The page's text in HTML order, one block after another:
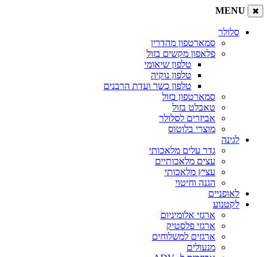
MENU
סלולר
סמארטפון מהדרין
פלאפון מקשים בזול
טלפון שיאומי
טלפון נוקיה
טלפון כשר ועדת הרבנים
סמארטפון בזול
טאבלט בזול
אביזרים לסלולר
מוצרי בלוטוס
לגינה
גדר עלים מלאכותי
עצים מלאכותיים
עציץ מלאכותי
הגנה וחיטוי
לאופניים
לקטנוע
ארגזי אלומיניום
ארגזי פלסטיק
ארגזים למשלוחים
מנעולים